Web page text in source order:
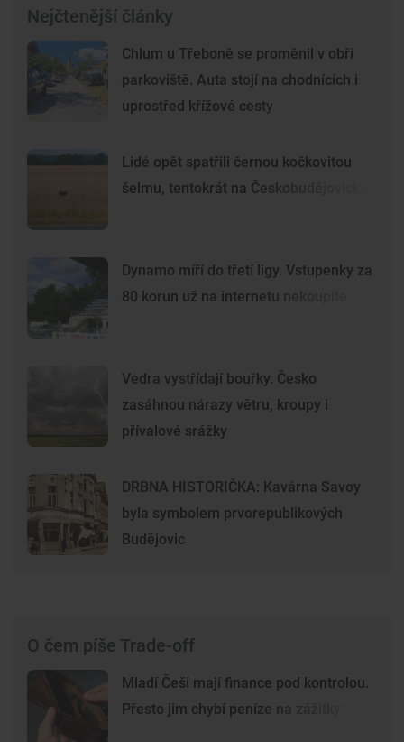
Nejčtenější články
Chlum u Třeboně se proměnil v obří
parkoviště. Auta stojí na chodnících i
uprostřed křížové cesty
Lidé opět spatřili černou kočkovitou
šelmu, tentokrát na Českobudějovicku
Dynamo míří do třetí ligy. Vstupenky za
80 korun už na internetu nekoupíte
Vedra vystřídají bouřky. Česko
zasáhnou nárazy větru, kroupy i
přívalové srážky
DRBNA HISTORIČKA: Kavárna Savoy
byla symbolem prvorepublikových
Budějovic
O čem píše Trade-off
Mladí Češi mají finance pod kontrolou.
Přesto jim chybí peníze na zážitky